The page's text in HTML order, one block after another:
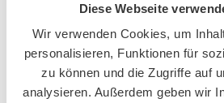
Diese Webseite
Wir verwenden Cookies, um
personalisieren, Funktionen für
zu können und die Zugriffe auf
analysieren. Außerdem geben wir
Teams zusammen (Dein/
muss ein separates
Deine E-Mail-Adresse in
angeben.)